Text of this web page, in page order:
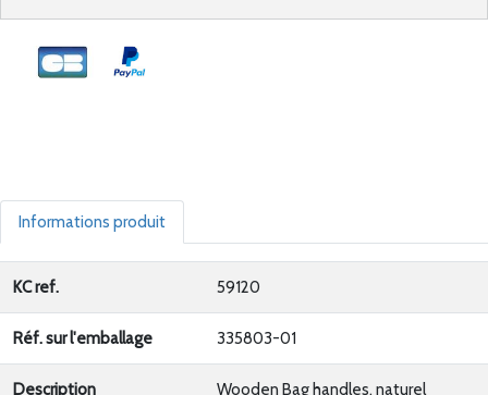
Informations produit
KC ref. 59120
Réf. sur l'emballage 335803-01
Description Wooden Bag handles, naturel